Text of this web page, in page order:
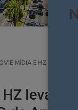
MÍDIA E HZ LEVAM
levam